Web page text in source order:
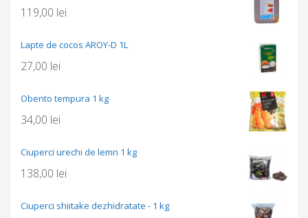
119,00 lei
Lapte de cocos AROY-D 1L
27,00 lei
Obento tempura 1 kg
34,00 lei
Ciuperci urechi de lemn 1 kg
138,00 lei
Ciuperci shiitake dezhidratate - 1 kg